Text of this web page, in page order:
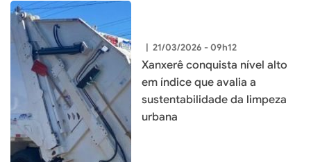
| 21/03/2026 - 09h12
Xanxerê conquista nível alto
em índice que avalia a
sustentabilidade da limpeza
urbana